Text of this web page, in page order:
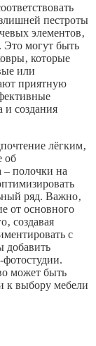
пестроты
элементов‚
Это могут быть
которые
или
приятную
и создания
лёгким‚
об
– полочки на
ряд. Важно‚
от основного
создавая
с
добавить
может быть
к выбору мебели